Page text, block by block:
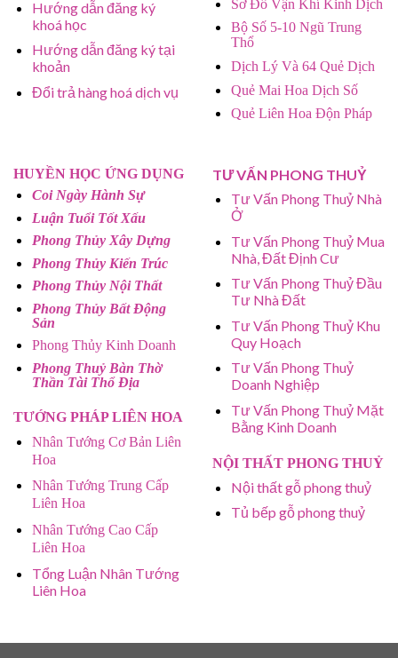
Hướng dẫn đăng ký
khoá học
Hướng dẫn đăng ký tại
khoản
Đổi trả hàng hoá dịch vụ
Sơ Đồ Vận Khí Kinh Dịch
Bộ Số 5-10 Ngũ Trung
Thổ
Dịch Lý Và 64 Quẻ Dịch
Quẻ Mai Hoa Dịch Số
Quẻ Liên Hoa Độn Pháp
HUYỀN HỌC ỨNG DỤNG
Coi Ngày Hành Sự
Luận Tuổi Tốt Xấu
Phong Thủy Xây Dựng
Phong Thủy Kiến Trúc
Phong Thủy Nội Thất
Phong Thủy Bất Động
Sản
Phong Thủy Kinh Doanh
Phong Thuỷ Bàn Thờ
Thần Tài Thổ Địa
TƯỚNG PHÁP LIÊN HOA
Nhân Tướng Cơ Bản Liên
Hoa
Nhân Tướng Trung Cấp
Liên Hoa
Nhân Tướng Cao Cấp
Liên Hoa
Tổng Luận Nhân Tướng
Liên Hoa
TƯ VẤN PHONG THUỶ
Tư Vấn Phong Thuỷ Nhà
Ở
Tư Vấn Phong Thuỷ Mua
Nhà, Đất Định Cư
Tư Vấn Phong Thuỷ Đầu
Tư Nhà Đất
Tư Vấn Phong Thuỷ Khu
Quy Hoạch
Tư Vấn Phong Thuỷ
Doanh Nghiệp
Tư Vấn Phong Thuỷ Mặt
Bằng Kinh Doanh
NỘI THẤT PHONG THUỶ
Nội thất gỗ phong thuỷ
Tủ bếp gỗ phong thuỷ